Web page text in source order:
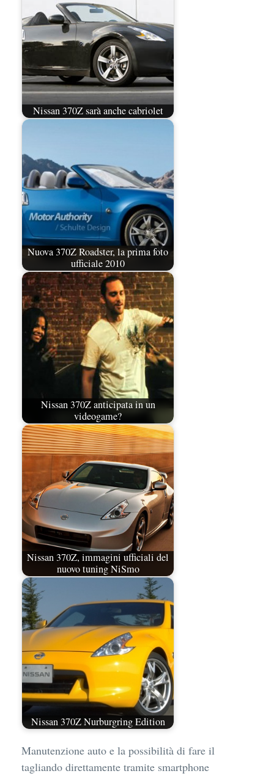
Nissan 370Z sarà anche cabriolet
Nuova 370Z Roadster, la prima foto
ufficiale 2010
Nissan 370Z anticipata in un
videogame?
Nissan 370Z, immagini ufficiali del
nuovo tuning NiSmo
Nissan 370Z Nurburgring Edition
Manutenzione auto e la possibilità di fare il
tagliando direttamente tramite smartphone